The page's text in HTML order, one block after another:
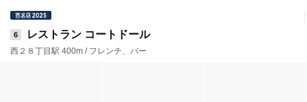
6 レストラン コートドール
西２８丁目駅 400m / フレンチ、バー